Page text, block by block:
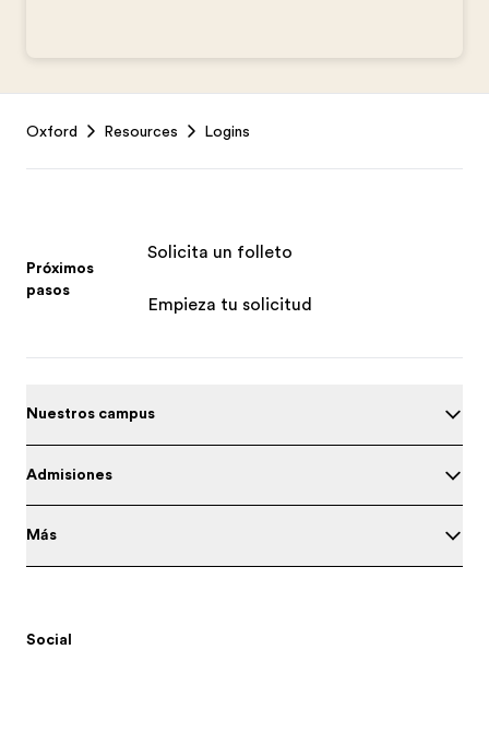
Oxford Resources Logins
Próximos
pasos
Solicita un folleto
Empieza tu solicitud
Nuestros campus
Admisiones
Más
Social